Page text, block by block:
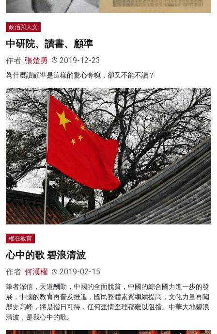
政治與人文
中研院、讀書、顧準
作者: 張楚勇 2019-12-23
為什麼讀顧準是這樣的驚心奪魄，卻又不能不讀？
權在教育
心中的歌 碧浪清波
作者: 何漢權 2019-02-15
筆者深信，天道酬勤，中國的全面脫貧，中國的綜合國力進一步的發
展，中國的教育再普及推進，國民整體素質繼續提高，文化力量再闖
歷史高峰，將是指日可待，任何歪情歪理都難以阻擋。中華大地碧浪
清波，是我心中的歌。